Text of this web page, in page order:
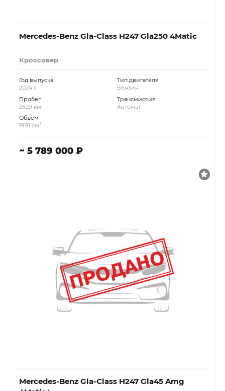
Mercedes-Benz Gla-Class H247 Gla250 4Matic
Кроссовер
Год выпуска
2024 г.
Пробег
2629 км.
Объём
1991 см3
Тип двигателя
Бензин
Трансмиссия
Автомат
~ 5 789 000 ₽
Mercedes-Benz Gla-Class H247 Gla45 Amg